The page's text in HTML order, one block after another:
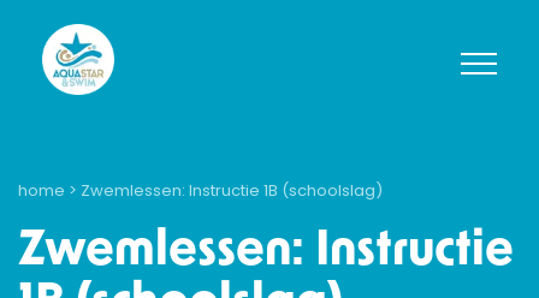
home > Zwemlessen: Instructie 1B (schoolslag)
Zwemlessen: Instructie